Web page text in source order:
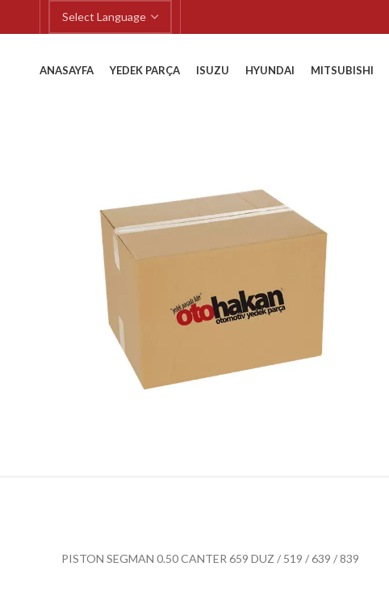
ANASAYFA YEDEK PARÇA ISUZU HYUNDAI MITSUBISHI
PISTON SEGMAN 0.50 CANTER 659 DUZ / 519 / 639 / 839